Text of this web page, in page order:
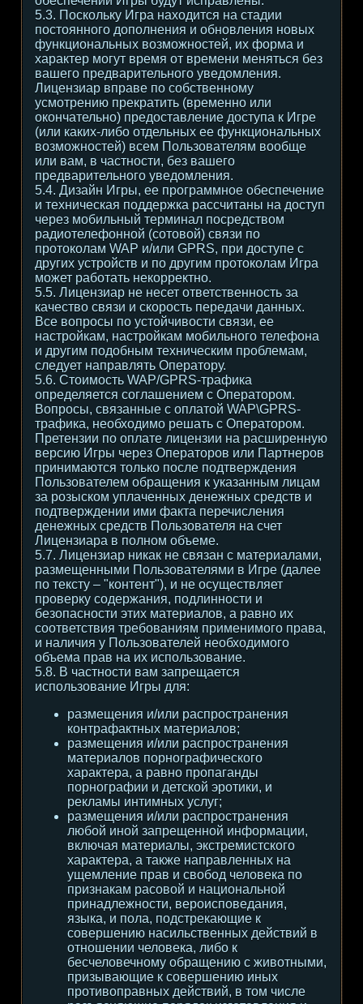
5.3. Поскольку Игра находится на стадии
постоянного дополнения и обновления новых
функциональных возможностей, их форма и
характер могут время от времени меняться без
вашего предварительного уведомления.
Лицензиар вправе по собственному
усмотрению прекратить (временно или
окончательно) предоставление доступа к Игре
(или каких-либо отдельных ее функциональных
возможностей) всем Пользователям вообще
или вам, в частности, без вашего
предварительного уведомления.
5.4. Дизайн Игры, ее программное обеспечение
и техническая поддержка рассчитаны на доступ
через мобильный терминал посредством
радиотелефонной (сотовой) связи по
протоколам WAP и/или GPRS, при доступе с
других устройств и по другим протоколам Игра
может работать некорректно.
5.5. Лицензиар не несет ответственность за
качество связи и скорость передачи данных.
Все вопросы по устойчивости связи, ее
настройкам, настройкам мобильного телефона
и другим подобным техническим проблемам,
следует направлять Оператору.
5.6. Стоимость WAP/GPRS-трафика
определяется соглашением с Оператором.
Вопросы, связанные с оплатой WAP\GPRS-
трафика, необходимо решать с Оператором.
Претензии по оплате лицензии на расширенную
версию Игры через Операторов или Партнеров
принимаются только после подтверждения
Пользователем обращения к указанным лицам
за розыском уплаченных денежных средств и
подтверждении ими факта перечисления
денежных средств Пользователя на счет
Лицензиара в полном объеме.
5.7. Лицензиар никак не связан с материалами,
размещенными Пользователями в Игре (далее
по тексту – "контент"), и не осуществляет
проверку содержания, подлинности и
безопасности этих материалов, а равно их
соответствия требованиям применимого права,
и наличия у Пользователей необходимого
объема прав на их использование.
5.8. В частности вам запрещается
использование Игры для:
размещения и/или распространения
контрафактных материалов;
размещения и/или распространения
материалов порнографического
характера, а равно пропаганды
порнографии и детской эротики, и
рекламы интимных услуг;
размещения и/или распространения
любой иной запрещенной информации,
включая материалы, экстремистского
характера, а также направленных на
ущемление прав и свобод человека по
признакам расовой и национальной
принадлежности, вероисповедания,
языка, и пола, подстрекающие к
совершению насильственных действий в
отношении человека, либо к
бесчеловечному обращению с животными,
призывающие к совершению иных
противоправных действий, в том числе